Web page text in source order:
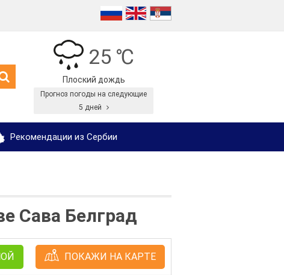
25 ℃
Плоский дождь
Прогноз погоды на следующие
5 дней
Рекомендации из Сербии
Сава Белград
ПОКАЖИ НА КАРТЕ